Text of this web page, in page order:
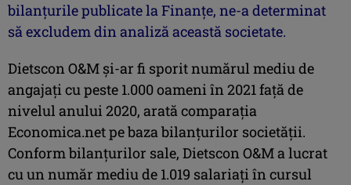
bilanţurile publicate la Finanţe, ne-a determinat
să excludem din analiză această societate.
Dietscon O&M şi-ar fi sporit numărul mediu de
angajaţi cu peste 1.000 oameni în 2021 faţă de
nivelul anului 2020, arată comparaţia
Economica.net pe baza bilanţurilor societăţii.
Conform bilanţurilor sale, Dietscon O&M a lucrat
cu un număr mediu de 1.019 salariaţi în cursul